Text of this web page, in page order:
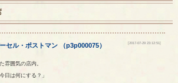
セル・ ポストマン （p3p000075） [2017-07-29 23:12:51]
雰囲気の店内。
日は何にする？」